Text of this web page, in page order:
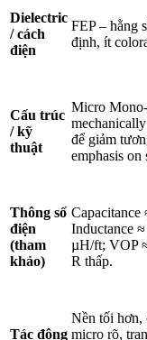
Dielectric
/ cách
điện
FEP – hằng
định, ít
Cấu trúc
/ kỹ
thuật
Micro
để giảm
emphasis on
Thông số
điện
(tham
khảo)
Capacitance
Inductance
µH/ft; VOP
R thấp.
Tác động
Nền tối hơn,
micro rõ,